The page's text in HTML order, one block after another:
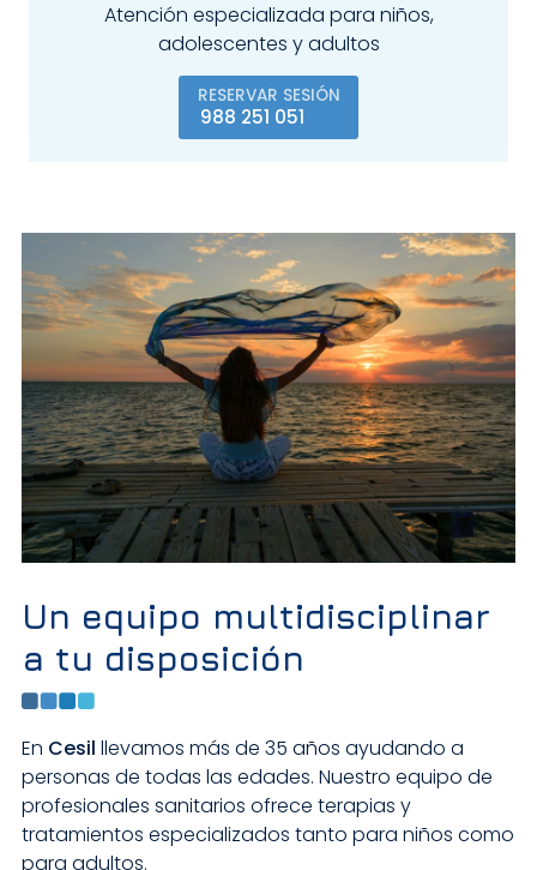
Atención especializada para niños,
adolescentes y adultos
RESERVAR SESIÓN
988 251 051
Un equipo multidisciplinar
a tu disposición
En Cesil llevamos más de 35 años ayudando a
personas de todas las edades. Nuestro equipo de
profesionales sanitarios ofrece terapias y
tratamientos especializados tanto para niños como
para adultos.